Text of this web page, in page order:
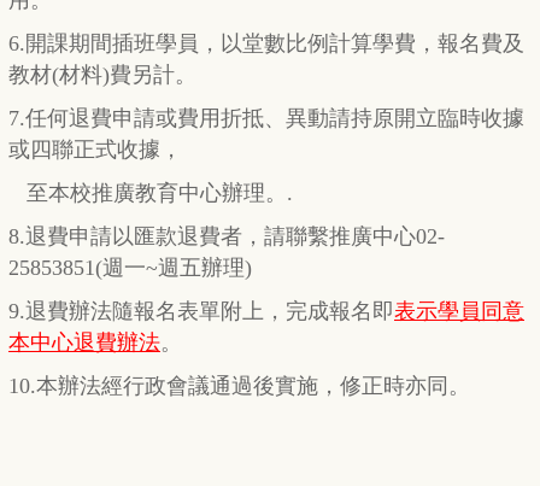
6.開課期間插班學員，以堂數比例計算學費，報名費及
教材(材料)費另計。
7.任何退費申請或費用折抵、異動請持原開立臨時收據
或四聯正式收據，
至本校推廣教育中心辦理。.
8.退費申請以匯款退費者，請聯繫推廣中心02-
25853851(週一~週五辦理)
9.退費辦法隨報名表單附上，完成報名即表示學員同意
本中心退費辦法。
10.本辦法經行政會議通過後實施，修正時亦同。